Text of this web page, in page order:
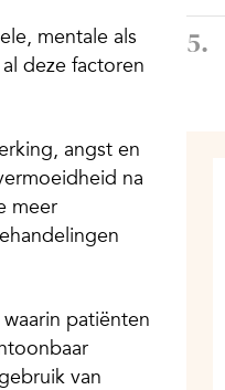
mentale als
deze factoren
angst en
na
meer
patiënten
van